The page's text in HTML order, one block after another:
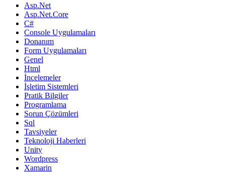
Asp.Net
Asp.Net.Core
C#
Console Uygulamaları
Donanım
Form Uygulamaları
Genel
Html
İncelemeler
İşletim Sistemleri
Pratik Bilgiler
Programlama
Sorun Çözümleri
Sql
Tavsiyeler
Teknoloji Haberleri
Unity
Wordpress
Xamarin